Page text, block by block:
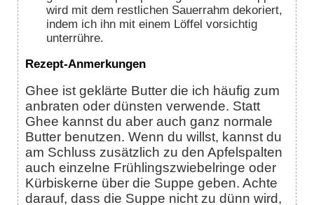
wird mit dem restlichen Sauerrahm dekoriert,
indem ich ihn mit einem Löffel vorsichtig
unterrühre.
Rezept-Anmerkungen
Ghee ist geklärte Butter die ich häufig zum
anbraten oder dünsten verwende. Statt
Ghee kannst du aber auch ganz normale
Butter benutzen. Wenn du willst, kannst du
am Schluss zusätzlich zu den Apfelspalten
auch einzelne Frühlingszwiebelringe oder
Kürbiskerne über die Suppe geben. Achte
darauf, dass die Suppe nicht zu dünn wird,